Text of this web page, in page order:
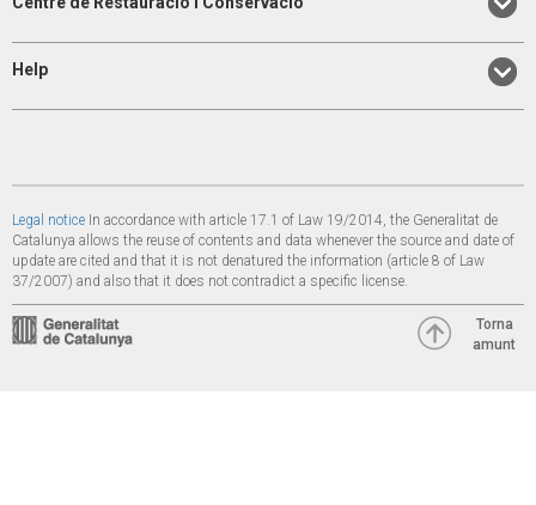
Help
Legal notice In accordance with article 17.1 of Law 19/2014, the Generalitat de
Catalunya allows the reuse of contents and data whenever the source and date of
update are cited and that it is not denatured the information (article 8 of Law
37/2007) and also that it does not contradict a specific license.
Torna
amunt